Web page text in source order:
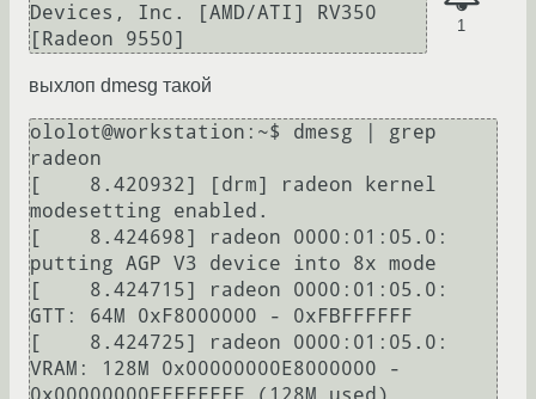
1
Devices, Inc. [AMD/ATI] RV350
выхлоп dmesg такой
ololot@workstation:~$ dmesg | grep
radeon
[    8.420932] [drm] radeon kernel
modesetting enabled.
[    8.424698] radeon 0000:01:05.0:
putting AGP V3 device into 8x mode
[    8.424715] radeon 0000:01:05.0:
GTT: 64M 0xF8000000 - 0xFBFFFFFF
[    8.424725] radeon 0000:01:05.0:
VRAM: 128M 0x00000000E8000000 -